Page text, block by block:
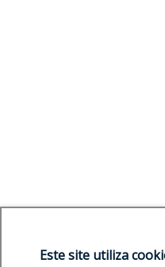
Este site utiliza